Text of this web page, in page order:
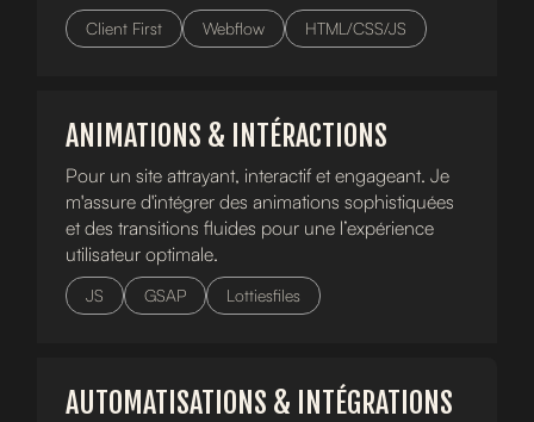
Client First Webflow HTML/CSS/JS
ANIMATIONS & INTÉRACTIONS
Pour un site attrayant, interactif et engageant. Je
m'assure d'intégrer des animations sophistiquées
et des transitions fluides pour une l’expérience
utilisateur optimale.
JS GSAP Lottiesfiles
AUTOMATISATIONS & INTÉGRATIONS